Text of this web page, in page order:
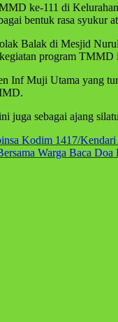
ke-111 di
bentuk rasa syukur
Balak di Mesjid
program
Muji Utama yang
juga sebagai ajang
Kodim 1417/
Warga Baca